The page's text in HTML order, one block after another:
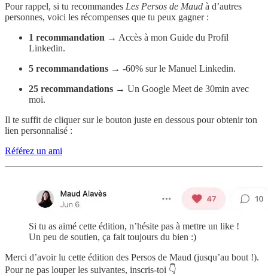
Pour rappel, si tu recommandes Les Persos de Maud à d’autres
personnes, voici les récompenses que tu peux gagner :
1 recommandation → Accès à mon Guide du Profil
Linkedin.
5 recommandations → -60% sur le Manuel Linkedin.
25 recommandations → Un Google Meet de 30min avec
moi.
Il te suffit de cliquer sur le bouton juste en dessous pour obtenir ton
lien personnalisé :
Référez un ami
Si tu as aimé cette édition, n’hésite pas à mettre un like !
Un peu de soutien, ça fait toujours du bien :)
Merci d’avoir lu cette édition des Persos de Maud (jusqu’au bout !).
Pour ne pas louper les suivantes, inscris-toi 👇